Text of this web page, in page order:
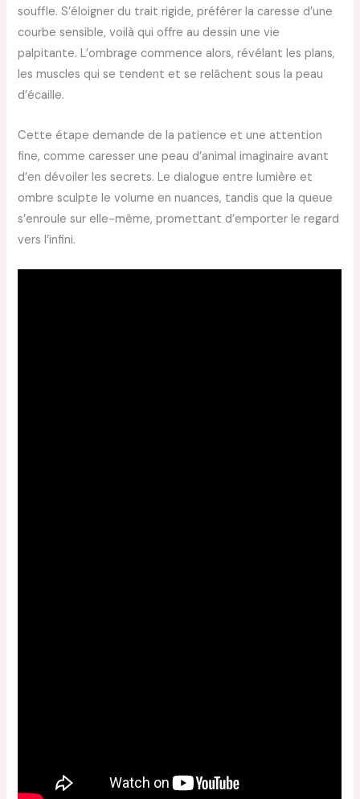
souffle. S’éloigner du trait rigide, préférer la caresse d’une
courbe sensible, voilà qui offre au dessin une vie
palpitante. L’ombrage commence alors, révélant les plans,
les muscles qui se tendent et se relâchent sous la peau
d’écaille.
Cette étape demande de la patience et une attention
fine, comme caresser une peau d’animal imaginaire avant
d’en dévoiler les secrets. Le dialogue entre lumière et
ombre sculpte le volume en nuances, tandis que la queue
s’enroule sur elle-même, promettant d’emporter le regard
vers l’infini.